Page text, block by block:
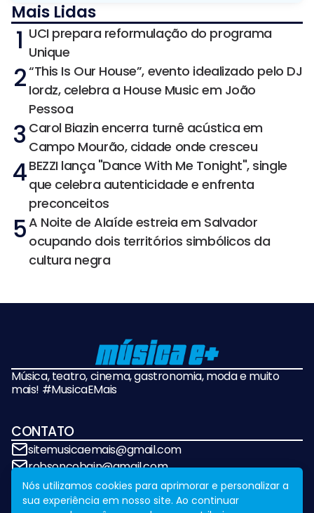
Mais Lidas
1 UCI prepara reformulação do programa
Unique
2“This Is Our House”, evento idealizado pelo DJ
Iordz, celebra a House Music em João
Pessoa
3 Carol Biazin encerra turnê acústica em
Campo Mourão, cidade onde cresceu
4BEZZI lança "Dance With Me Tonight", single
que celebra autenticidade e enfrenta
preconceitos
5A Noite de Alaíde estreia em Salvador
ocupando dois territórios simbólicos da
cultura negra
Música, teatro, cinema, gastronomia, moda e muito
mais! #MusicaEMais
CONTATO
sitemusicaemais@gmail.com
robsoncobain@gmail.com
Nós utilizamos cookies para aprimorar e personalizar a
sua experiência em nosso site. Ao continuar